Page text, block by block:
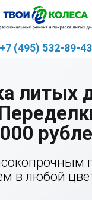
+7 (495) 532-89-43
литых
в любой